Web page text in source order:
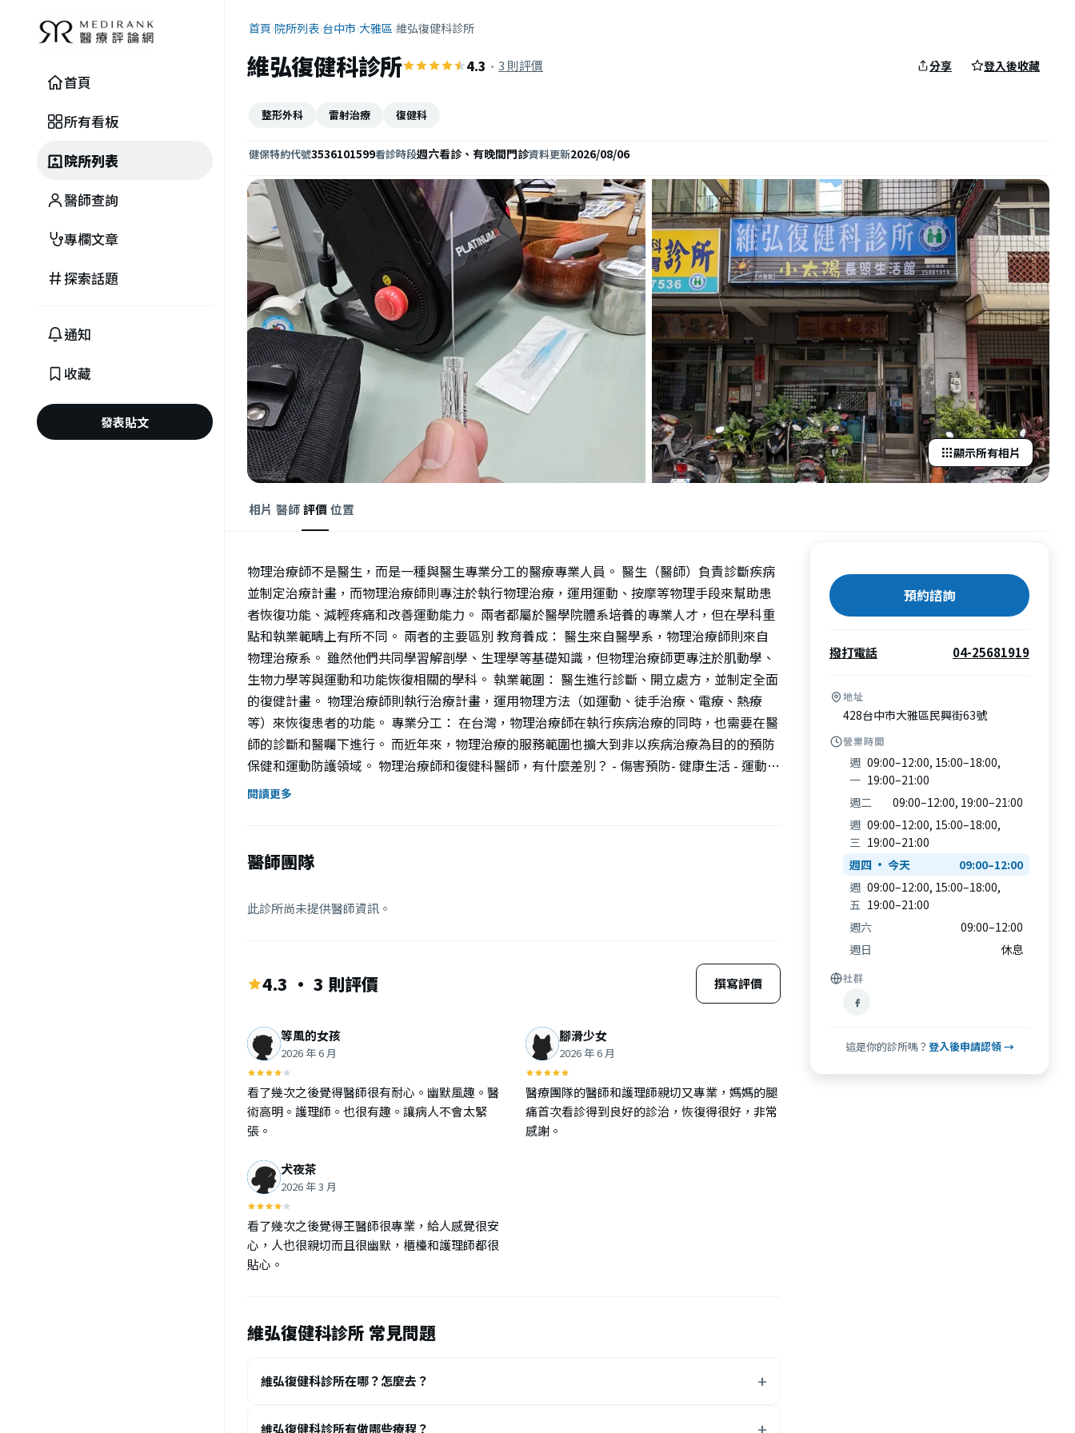
首頁
所有看板
院所列表
醫師查詢
專欄文章
探索話題
通知
收藏
發表貼文
首頁›院所列表›台中市›大雅區›維弘復健科診所
維弘復健科診所 4.3 ·3 則評價 分享 登入後收藏
整形外科 雷射治療 復健科
健保特約代號3536101599看診時段週六看診、有晚間門診資料更新2026/08/06
顯示所有相片
相片 醫師評價位置
物理治療師不是醫生，而是一種與醫生專業分工的醫療專業人員。 醫生（醫師）負責診斷疾病
並制定治療計畫，而物理治療師則專注於執行物理治療，運用運動、按摩等物理手段來幫助患
者恢復功能、減輕疼痛和改善運動能力。 兩者都屬於醫學院體系培養的專業人才，但在學科重
點和執業範疇上有所不同。 兩者的主要區別 教育養成： 醫生來自醫學系，物理治療師則來自
物理治療系。 雖然他們共同學習解剖學、生理學等基礎知識，但物理治療師更專注於肌動學、
生物力學等與運動和功能恢復相關的學科。 執業範圍： 醫生進行診斷、開立處方，並制定全面
的復健計畫。 物理治療師則執行治療計畫，運用物理方法（如運動、徒手治療、電療、熱療
等）來恢復患者的功能。 專業分工： 在台灣，物理治療師在執行疾病治療的同時，也需要在醫
師的診斷和醫囑下進行。 而近年來，物理治療的服務範圍也擴大到非以疾病治療為目的的預防
保健和運動防護領域。 物理治療師和復健科醫師，有什麼差別？ - 傷害預防- 健康生活 - 運動視
界2020年11月15日 — 教育養成 同樣為醫學院出身，醫師是醫學系、物理治療師是物理治療
學等醫師...運動視界【復健科醫師跟物理治療師的差異】 同樣都是穿著白袍的醫療人員2020年
11月4日 — 3. 教育養成 同樣為醫學院出身，醫師是醫學系、物理治療師是物理 治療系，但在必
因 為各自專攻的不同，在不同科目學的深度也有差異，例 如內外科學、影像學、...Facebook
「老師」就是指除了醫師、護理師以外的師級人員，像是：藥師、物理治療師、職能治療師、
醫事檢驗師、醫事放射師、營養師、心理師、助產師、呼吸治療師、語言治療師、聽力師、牙
體技術師、驗光師等，都可稱呼為「老師」。恆素養復健科醫師與物理治療師兩者的差異在
哪？2024年1月12日 — 因此，復健科醫師可以診斷和治療各種身體損傷、疾病和殘疾，並且可
以制定全面的復健計劃。 物理治療師是專門從事物理治療的醫療專業人員，他們使用各種物理
手段（如運動、按摩、電療、熱療、冷療等）來幫助患者減輕疼痛、恢復運動能力、改善姿勢
等。有感說Listen Content物理治療師執行非疾病治療不需醫師開具診斷醫囑物理治療師法修
正2023年2月10日 — 過去將物理治療限縮於治療疾病等醫療行為，但因為臺灣民眾健康意識提
升，且人口高齡化，物理治療服務的範圍已擴大至「非以疾病治療為目的」的行為，例如運動
願，而選擇...法源法律網照會或醫囑為之。 所以簡單來說，物理治療師需要經過醫師的診斷後
2021年8月20日 — 按照台灣法規（ 物理治療師法第十二條） 前往物理治療所前，建議先前往
醫院或診所，由骨科、 復健科或其他專科醫師，進行完整理學評估與檢查，排 除系統性疾病及
重大疾病後，最後再由物理治療師協助 介入。 .Facebook 物理治療師和復健科醫師，有什麼差
別？ - 傷害預防- 健康生活 - 運動視界2020年11月15日 — 教育養成 同樣為醫學院出身，醫師是
異，例如內外科學、影像學、藥理學等醫師...運動視界 【復健科醫師跟物理治療師的差異】 同
樣都是穿著白袍的醫療人員2020年11月4日 — 3. 教育養成 同樣為醫學院出身，醫師是醫學系、
學、病理學等，兩者皆會學到。 但因 為各自專攻的不同，在不同科目學的深度也有差異，例
閱讀更多
醫師團隊
此診所尚未提供醫師資訊。
4.3 · 3 則評價 撰寫評價
等風的女孩
2026 年 6 月
看了幾次之後覺得醫師很有耐心。幽默風趣。醫
術高明。護理師。也很有趣。讓病人不會太緊
張。
腳滑少女
2026 年 6 月
醫療團隊的醫師和護理師親切又專業，媽媽的腿
痛首次看診得到良好的診治，恢復得很好，非常
感謝。
犬夜茶
2026 年 3 月
看了幾次之後覺得王醫師很專業，給人感覺很安
心，人也很親切而且很幽默，櫃檯和護理師都很
貼心。
維弘復健科診所 常見問題
維弘復健科診所在哪？怎麼去？
維弘復健科診所有做哪些療程？
預約諮詢
撥打電話 04-25681919
地址
428台中市大雅區民興街63號
營業時間
週
一
09:00–12:00, 15:00–18:00,
19:00–21:00
週二
09:00–12:00, 19:00–21:00
週
三
09:00–12:00, 15:00–18:00,
19:00–21:00
週四
09:00–12:00
週
五
09:00–12:00, 15:00–18:00,
19:00–21:00
週六
09:00–12:00
週日
休息
社群
這是你的診所嗎？ 登入後申請認領 →